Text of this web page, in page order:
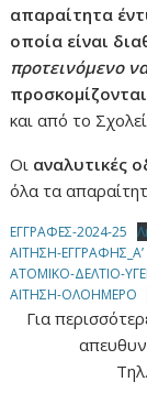
απαραίτητα
οποία είναι
προτεινόμενο
και από το
Οι αναλυτικές
όλα τα
ΕΓΓΡΑΦΕΣ-2024-25
ΑΙΤΗΣΗ-
ΑΤΟΜΙΚΟ-ΔΕΛΤΙΟ-
ΑΙΤΗΣΗ-ΟΛΟΗΜΕΡΟ
Για